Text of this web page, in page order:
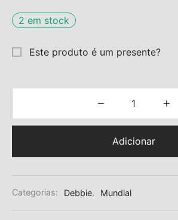
2 em stock
Este produto é um presente?
Adicionar
Categorias: Debbie, Mundial